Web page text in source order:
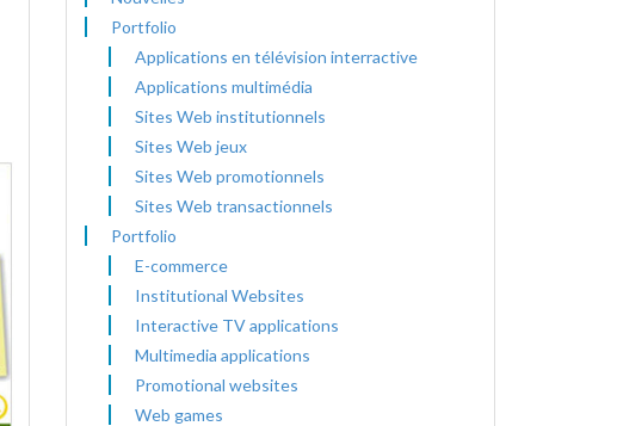
Portfolio
Applications en télévision interractive
Applications multimédia
Sites Web institutionnels
Sites Web jeux
Sites Web promotionnels
Sites Web transactionnels
Portfolio
E-commerce
Institutional Websites
Interactive TV applications
Multimedia applications
Promotional websites
Web games